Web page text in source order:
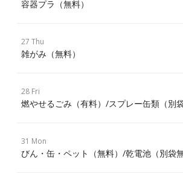
容器プラ（無料）
27 Thu
雑がみ（無料）
28 Fri
燃やせるごみ（有料）/スプレー缶類（別袋
31 Mon
びん・缶・ペット（無料）/乾電池（別袋無